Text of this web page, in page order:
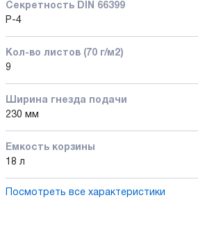
Секретность DIN 66399
P-4
Кол-во листов (70 г/м2)
9
Ширина гнезда подачи
230 мм
Емкость корзины
18 л
Посмотреть все характеристики